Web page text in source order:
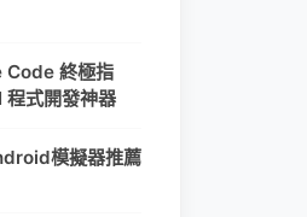
終極指
程式開發神器
模擬器推薦